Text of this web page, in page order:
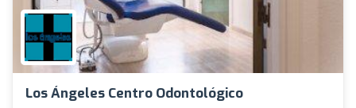
Los Ángeles Centro Odontológico